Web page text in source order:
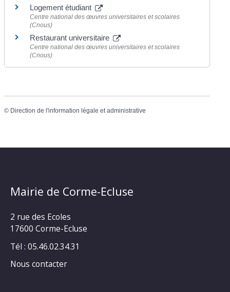
Logement étudiant
Centre national des œuvres universitaires et scolaires
(Cnous)
Restaurant universitaire
Centre national des œuvres universitaires et scolaires
(Cnous)
© Direction de l'information légale et administrative
Mairie de Corme-Ecluse
2 rue des Ecoles
17600 Corme-Ecluse
Tél : 05.46.02.34.31
Nous contacter